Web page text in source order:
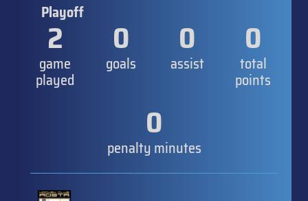
Playoff
2
game
played
0
goals
0
assist
0
total
points
0
penalty minutes